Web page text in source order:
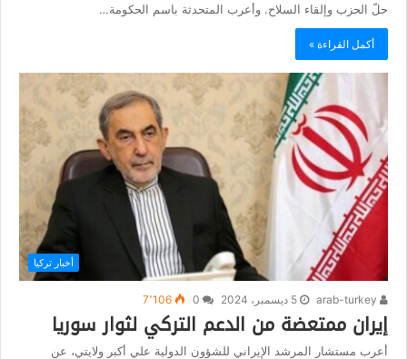
حلّ الحزب وإلقاء السلاح. وأعرب المتحدثة باسم الحكومة…
أكمل القراءة »
أخبار تركيا
5 ديسمبر، 2024 7٬106
إيران ممتعضة من الدعم التركي لثوار سوريا
أعرب مستشار المرشد الإيراني للشؤون الدولية علي أكبر ولايتي، عن